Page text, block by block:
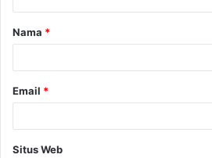
Nama *
Email *
Situs Web